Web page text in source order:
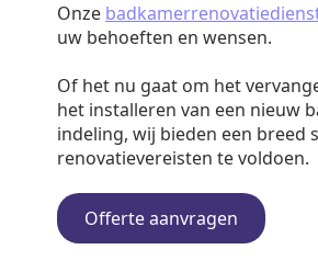
Onze
uw behoeften en wensen.
Of het nu gaat om het
het installeren van een nieuw
indeling, wij bieden een breed
renovatievereisten te voldoen.
Offerte aanvragen